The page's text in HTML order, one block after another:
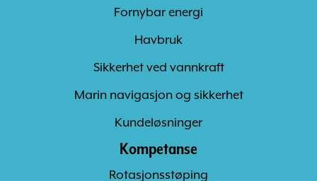
Fornybar energi
Havbruk
Sikkerhet ved vannkraft
Marin navigasjon og sikkerhet
Kundeløsninger
Kompetanse
Rotasjonsstøping